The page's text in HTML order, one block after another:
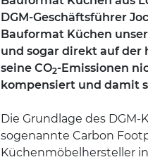
DGM-Geschäftsführer
Bauformat Küchen
und sogar direkt auf der
seine CO2-Emissionen
kompensiert und damit
Die Grundlage des
sogenannte Carbon
Küchenmöbelhersteller